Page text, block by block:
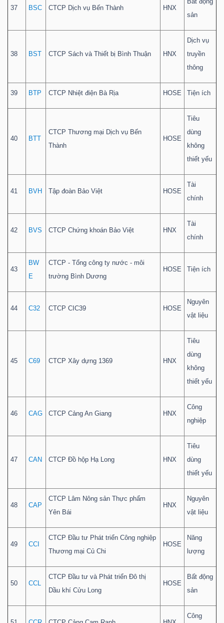
37 BSC CTCP Dịch vụ Bến Thành HNX
sản
38 BST CTCP Sách và Thiết bị Bình Thuận HNX
Dịch vụ
truyền
thông
39 BTP CTCP Nhiệt điện Bà Rịa HOSE Tiện ích
40 BTT
CTCP Thương mại Dịch vụ Bến
Thành
HOSE
Tiêu
dùng
không
thiết yếu
41 BVH Tập đoàn Bảo Việt HOSE
Tài
chính
42 BVS CTCP Chứng khoán Bảo Việt HNX
Tài
chính
43
BW
E
CTCP - Tổng công ty nước - môi
trường Bình Dương
HOSE Tiện ích
44 C32 CTCP CIC39 HOSE
Nguyên
vật liệu
45 C69 CTCP Xây dựng 1369 HNX
Tiêu
dùng
không
thiết yếu
46 CAG CTCP Cảng An Giang HNX
Công
nghiệp
47 CAN CTCP Đồ hộp Hạ Long HNX
Tiêu
dùng
thiết yếu
48 CAP
CTCP Lâm Nông sản Thực phẩm
Yên Bái
HNX
Nguyên
vật liệu
49 CCI
CTCP Đầu tư Phát triển Công nghiệp
Thương mại Củ Chi
HOSE
Năng
lượng
50 CCL
CTCP Đầu tư và Phát triển Đô thị
Dầu khí Cửu Long
HOSE
Bất động
sản
Công